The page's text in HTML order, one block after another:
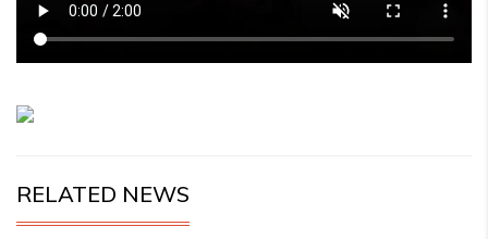
RELATED NEWS